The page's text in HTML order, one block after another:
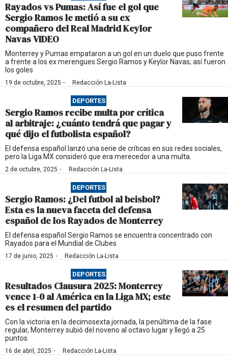
Rayados vs Pumas: Así fue el gol que
Sergio Ramos le metió a su ex
compañero del Real Madrid Keylor
Navas VIDEO
Monterrey y Pumas empataron a un gol en un duelo que puso frente
a frente a los ex merengues Sergio Ramos y Keylor Navas; así fueron
los goles
19 de octubre, 2025 · Redacción La-Lista
DEPORTES
Sergio Ramos recibe multa por crítica
al arbitraje: ¿cuánto tendrá que pagar y
qué dijo el futbolista español?
El defensa español lanzó una serie de críticas en sus redes sociales,
pero la Liga MX consideró que era merecedor a una multa.
2 de octubre, 2025 · Redacción La-Lista
DEPORTES
Sergio Ramos: ¿Del futbol al beisbol?
Esta es la nueva faceta del defensa
español de los Rayados de Monterrey
El defensa español Sergio Ramos se encuentra concentrado con
Rayados para el Mundial de Clubes
17 de junio, 2025 · Redacción La-Lista
DEPORTES
Resultados Clausura 2025: Monterrey
vence 1-0 al América en la Liga MX; este
es el resumen del partido
Con la victoria en la decimosexta jornada, la penúltima de la fase
regular, Monterrey subió del noveno al octavo lugar y llegó a 25
puntos.
16 de abril, 2025 · Redacción La-Lista